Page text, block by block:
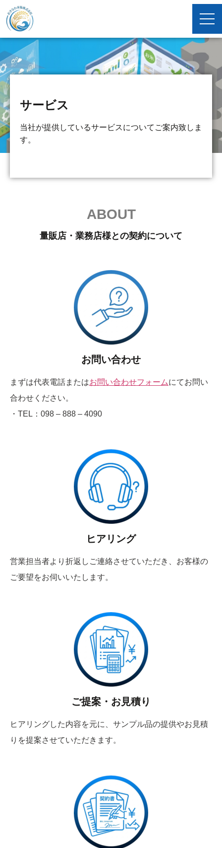
サービス
当社が提供しているサービスについてご案内致しま
す。
ABOUT
量販店・業務店様との契約について
お問い合わせ
まずは代表電話またはお問い合わせフォームにてお問い
合わせください。
・TEL：098 – 888 – 4090
ヒアリング
営業担当者より折返しご連絡させていただき、お客様の
ご要望をお伺いいたします。
ご提案・お見積り
ヒアリングした内容を元に、サンプル品の提供やお見積
りを提案させていただきます。